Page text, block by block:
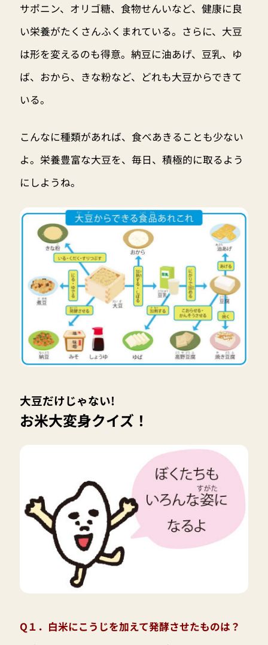
サポニン、オリゴ糖、食物せんいなど、健康に良
い栄養がたくさんふくまれている。さらに、大豆
は形を変えるのも得意。納豆に油あげ、豆乳、ゆ
ば、おから、きな粉など、どれも大豆からできて
いる。
こんなに種類があれば、食べあきることも少ない
よ。栄養豊富な大豆を、毎日、積極的に取るよう
にしようね。
大豆だけじゃない!
お米大変身クイズ！
Q１．白米にこうじを加えて発酵させたものは？